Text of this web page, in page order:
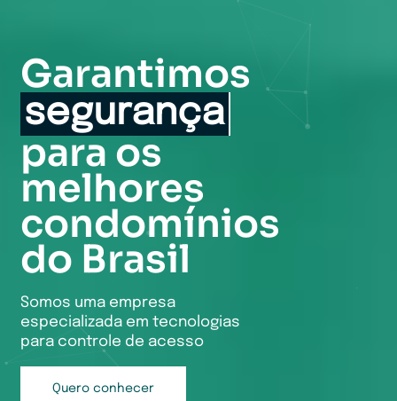
Garantimos
conforto
para os
melhores
condomínios
do Brasil
Somos uma empresa
especializada em tecnologias
para controle de acesso
Quero conhecer